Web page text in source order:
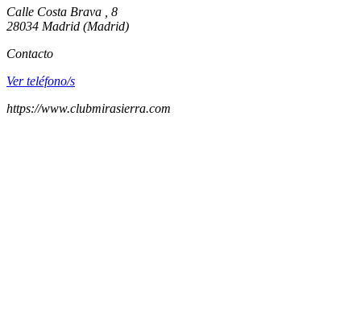
Calle Costa Brava , 8
28034 Madrid (Madrid)
Contacto
Ver teléfono/s
https://www.clubmirasierra.com